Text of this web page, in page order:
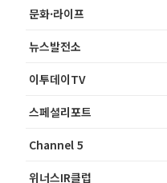
문화·라이프
뉴스발전소
이투데이TV
스페셜리포트
Channel 5
위너스IR클럽